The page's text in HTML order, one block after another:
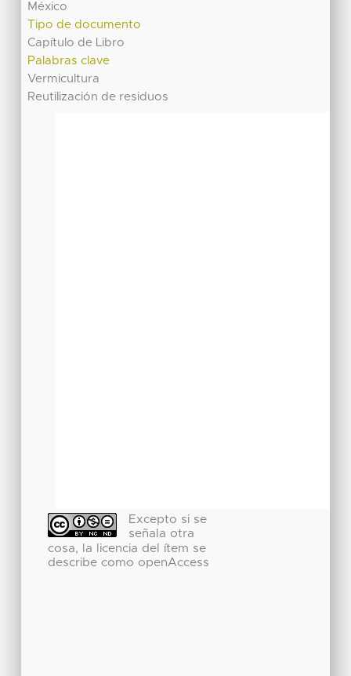
México
Tipo de documento
Capítulo de Libro
Palabras clave
Vermicultura
Reutilización de residuos
Excepto si se
señala otra
cosa, la licencia del ítem se
describe como openAccess